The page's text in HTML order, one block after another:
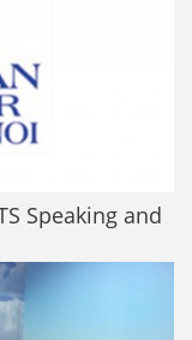
Speaking and